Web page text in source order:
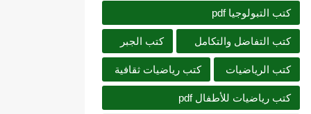
كتب التبولوجيا pdf
كتب التفاضل والتكامل كتب الجبر
كتب الرياضيات كتب رياضيات ثقافية
كتب رياضيات للأطفال pdf